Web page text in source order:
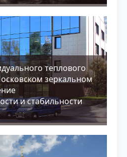
теплового
зеркальном
и стабильности